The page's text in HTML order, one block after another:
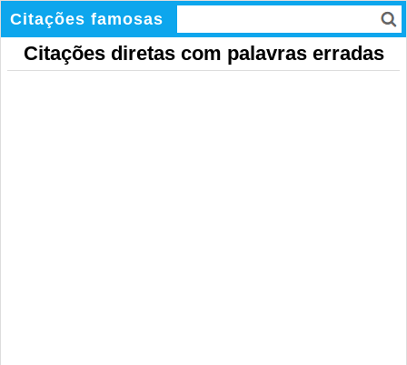
Citações famosas
Citações diretas com palavras erradas